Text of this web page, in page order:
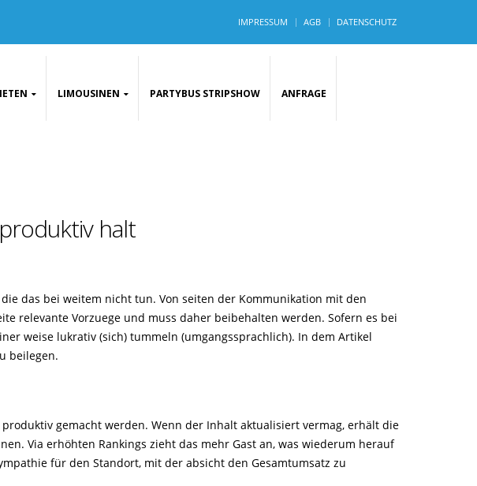
IMPRESSUM AGB DATENSCHUTZ
LIMOUSINEN PARTYBUS STRIPSHOW ANFRAGE
halt
das bei weitem nicht tun. Von seiten der Kommunikation mit den
relevante Vorzuege und muss daher beibehalten werden. Sofern es bei
weise lukrativ (sich) tummeln (umgangssprachlich). In dem Artikel
beilegen.
gemacht werden. Wenn der Inhalt aktualisiert vermag, erhält die
Via erhöhten Rankings zieht das mehr Gast an, was wiederum herauf
für den Standort, mit der absicht den Gesamtumsatz zu